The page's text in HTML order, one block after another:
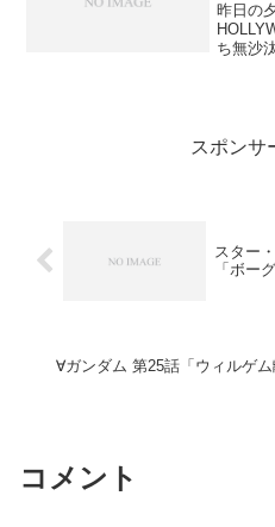
昨日の
ち無沙
スポンサ
スター
「ボー
∀ガンダム 第25話「ウィルゲム
コメント